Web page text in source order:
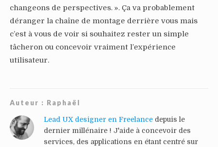
changeons de perspectives. ». Ça va probablement
déranger la chaîne de montage derrière vous mais
c’est à vous de voir si souhaitez rester un simple
tâcheron ou concevoir vraiment l’expérience
utilisateur.
Auteur : Raphaël
Lead UX designer en Freelance depuis le
dernier millénaire ! J'aide à concevoir des
services, des applications en étant centré sur